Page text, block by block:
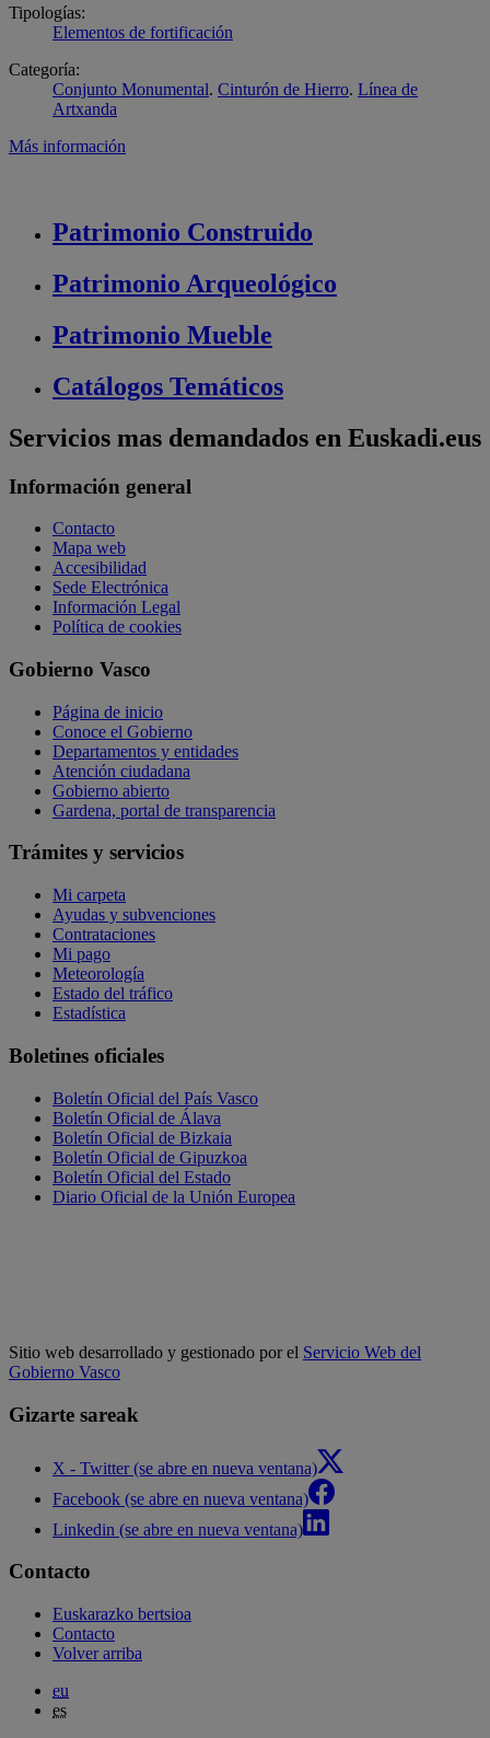
Tipologías:
Elementos de fortificación
Categoría:
Conjunto Monumental. Cinturón de Hierro. Línea de
Artxanda
Más información
Patrimonio Construido
Patrimonio Arqueológico
Patrimonio Mueble
Catálogos Temáticos
Servicios mas demandados en Euskadi.eus
Información general
Contacto
Mapa web
Accesibilidad
Sede Electrónica
Información Legal
Política de cookies
Gobierno Vasco
Página de inicio
Conoce el Gobierno
Departamentos y entidades
Atención ciudadana
Gobierno abierto
Gardena, portal de transparencia
Trámites y servicios
Mi carpeta
Ayudas y subvenciones
Contrataciones
Mi pago
Meteorología
Estado del tráfico
Estadística
Boletines oficiales
Boletín Oficial del País Vasco
Boletín Oficial de Álava
Boletín Oficial de Bizkaia
Boletín Oficial de Gipuzkoa
Boletín Oficial del Estado
Diario Oficial de la Unión Europea
Sitio web desarrollado y gestionado por el Servicio Web del
Gobierno Vasco
Gizarte sareak
X - Twitter (se abre en nueva ventana)
Facebook (se abre en nueva ventana)
Linkedin (se abre en nueva ventana)
Contacto
Euskarazko bertsioa
Contacto
Volver arriba
eu
es